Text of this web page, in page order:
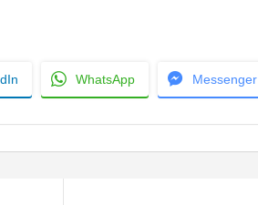
WhatsApp Messenger